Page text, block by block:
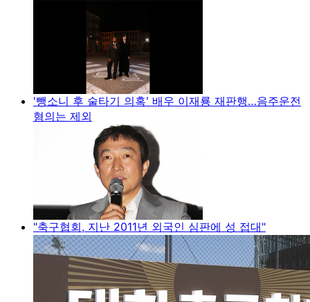
'뺑소니 후 술타기 의혹' 배우 이재룡 재판행…음주운전
혐의는 제외
"축구협회, 지난 2011년 외국인 심판에 성 접대"